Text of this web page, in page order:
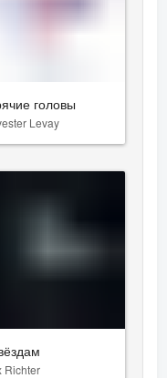
головы
Levay
Richter